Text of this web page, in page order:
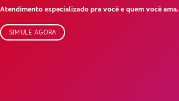
Atendimento especializado pra você e quem você ama.
SIMULE AGORA